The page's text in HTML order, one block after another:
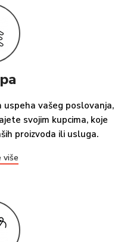
uspeha vašeg poslovanja,
svojim kupcima, koje
proizvoda ili usluga.